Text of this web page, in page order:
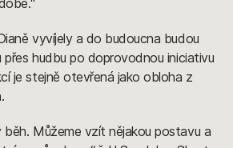
vyvíjely a do budoucna budou
přes hudbu po doprovodnou iniciativu
je stejně otevřená jako obloha z
běh. Můžeme vzít nějakou postavu a